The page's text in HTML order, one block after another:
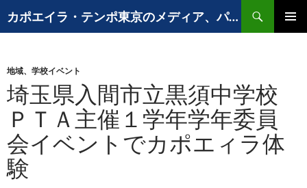
ン
ツ
へ
ス
カポエイラ・テンポ東京のメディア、パフォーマンスなど出演歴
索
地域、学校イベント
埼玉県入間市立黒須中学校
ＰＴＡ主催１学年学年委員
会イベントでカポエィラ体
験